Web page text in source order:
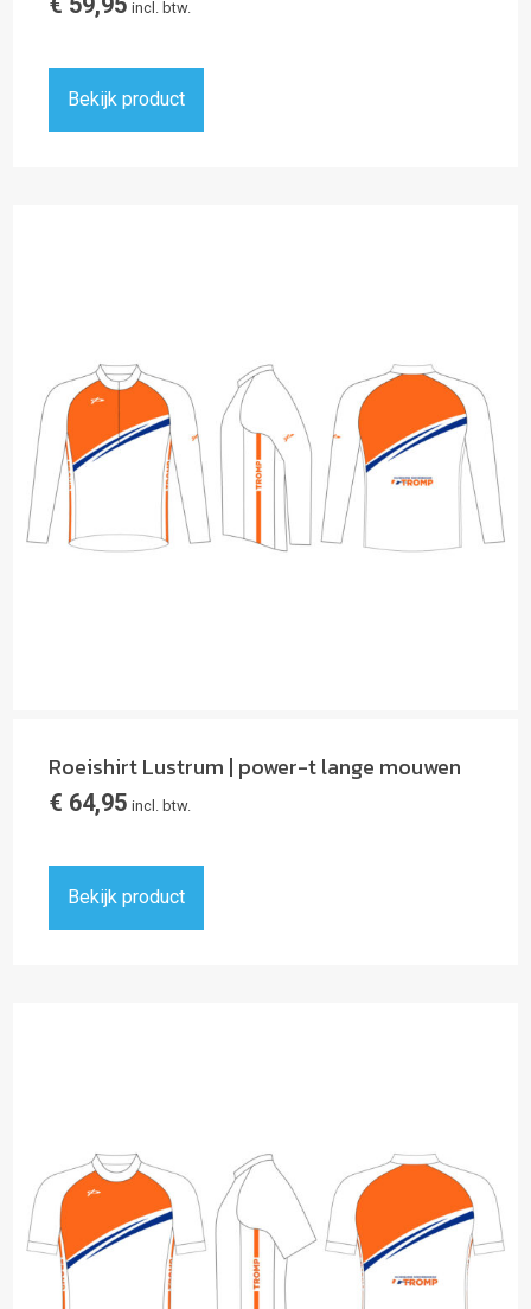
incl. btw.
Bekijk product
Roeishirt Lustrum | power-t lange mouwen
€ 64,95 incl. btw.
Bekijk product